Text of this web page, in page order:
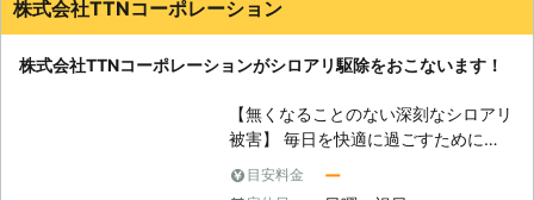
は、皆さまも知らないことの方が多い
ありましたら、そのことをご質問くだ
ょう。皆さまの疑問点をなくすことも
大切な仕事ですので、遠慮されること
はありません。シロアリ駆除について
シロアリ駆除を徹底的に実施してもらう事ができたので、感謝
株式会社TTNコーポレーション
株式会社TTNコーポレーションがシロアリ駆除をおこないます！
【無くなることのない深刻なシロアリ
被害】 毎日を快適に過ごすためにも
大切なのが自宅なのですが、自宅内に
は様々なトラブルが発生する可能性が
目安料金 ー